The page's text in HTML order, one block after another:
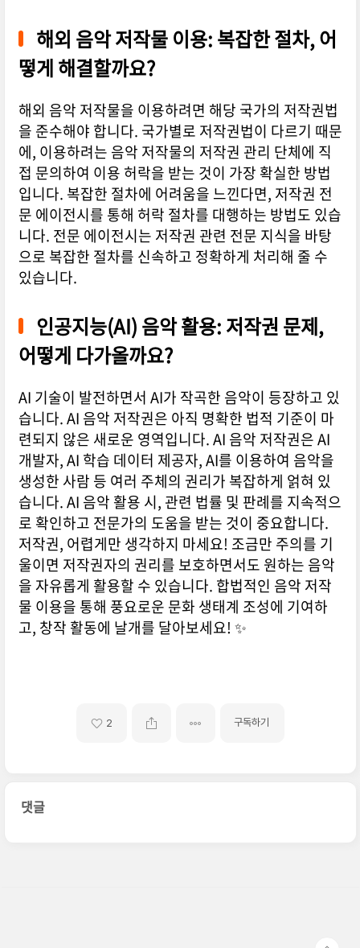
해외 음악 저작물 이용: 복잡한 절차, 어
떻게 해결할까요?
해외 음악 저작물을 이용하려면 해당 국가의 저작권법
을 준수해야 합니다. 국가별로 저작권법이 다르기 때문
에, 이용하려는 음악 저작물의 저작권 관리 단체에 직
접 문의하여 이용 허락을 받는 것이 가장 확실한 방법
입니다. 복잡한 절차에 어려움을 느낀다면, 저작권 전
문 에이전시를 통해 허락 절차를 대행하는 방법도 있습
니다. 전문 에이전시는 저작권 관련 전문 지식을 바탕
으로 복잡한 절차를 신속하고 정확하게 처리해 줄 수
있습니다.
인공지능(AI) 음악 활용: 저작권 문제,
어떻게 다가올까요?
AI 기술이 발전하면서 AI가 작곡한 음악이 등장하고 있
습니다. AI 음악 저작권은 아직 명확한 법적 기준이 마
련되지 않은 새로운 영역입니다. AI 음악 저작권은 AI
개발자, AI 학습 데이터 제공자, AI를 이용하여 음악을
생성한 사람 등 여러 주체의 권리가 복잡하게 얽혀 있
습니다. AI 음악 활용 시, 관련 법률 및 판례를 지속적으
로 확인하고 전문가의 도움을 받는 것이 중요합니다.
저작권, 어렵게만 생각하지 마세요! 조금만 주의를 기
울이면 저작권자의 권리를 보호하면서도 원하는 음악
을 자유롭게 활용할 수 있습니다. 합법적인 음악 저작
물 이용을 통해 풍요로운 문화 생태계 조성에 기여하
고, 창작 활동에 날개를 달아보세요! ✨
2 구독하기
댓글